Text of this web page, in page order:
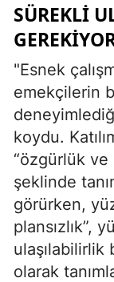
SÜREKLI
"Esnek
emekçilerin
koydu.
“özgürlük
şeklinde
görürken,
plansızlık”,
ulaşılabilirlik
olarak